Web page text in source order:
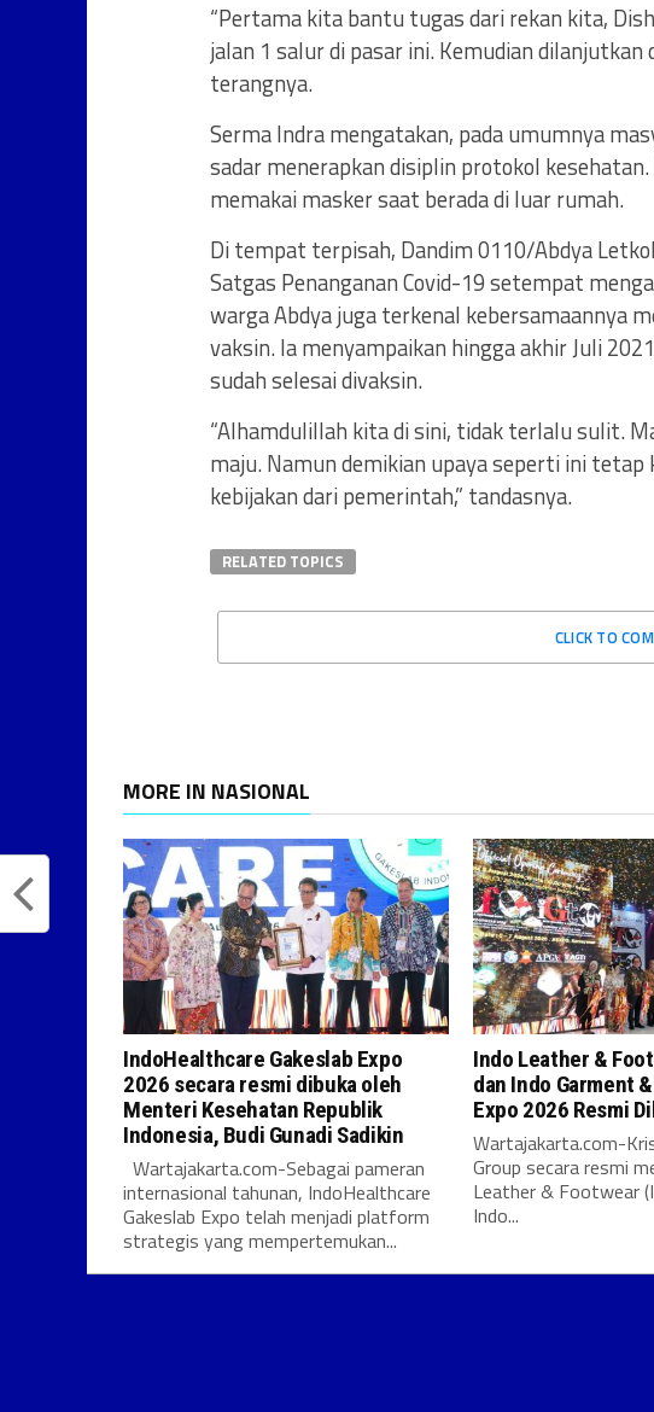
“Pertama kita bantu tugas dari rekan kita,
jalan 1 salur di pasar ini. Kemudian dilanjutkan
terangnya.
Serma Indra mengatakan, pada umumnya
sadar menerapkan disiplin protokol
memakai masker saat berada di luar rumah.
Di tempat terpisah, Dandim 0110/Abdya
Satgas Penanganan Covid-19 setempat
warga Abdya juga terkenal kebersamaannya
vaksin. Ia menyampaikan hingga akhir Juli
sudah selesai divaksin.
“Alhamdulillah kita di sini, tidak terlalu sulit.
maju. Namun demikian upaya seperti ini
kebijakan dari pemerintah,” tandasnya.
RELATED TOPICS
CLICK TO
MORE IN NASIONAL
IndoHealthcare Gakeslab Expo
2026 secara resmi dibuka oleh
Menteri Kesehatan Republik
Indonesia, Budi Gunadi Sadikin
Wartajakarta.com-Sebagai pameran
internasional tahunan, IndoHealthcare
Gakeslab Expo telah menjadi platform
strategis yang mempertemukan...
Indo Leather &
dan Indo Garment
Expo 2026 Resmi
Wartajakarta.com-
Group secara resmi
Leather & Footwear
Indo...